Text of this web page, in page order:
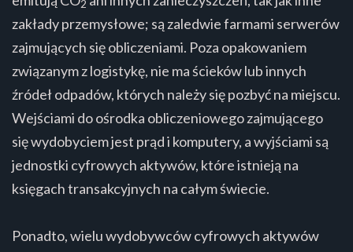
2
zakłady przemysłowe; są zaledwie farmami serwerów
zajmujących się obliczeniami. Poza opakowaniem
związanym z logistykę, nie ma ścieków lub innych
źródeł odpadów, których należy się pozbyć na miejscu.
Wejściami do ośrodka obliczeniowego zajmującego
się wydobyciem jest prąd i komputery, a wyjściami są
jednostki cyfrowych aktywów, które istnieją na
księgach transakcyjnych na całym świecie.
Ponadto, wielu wydobywców cyfrowych aktywów